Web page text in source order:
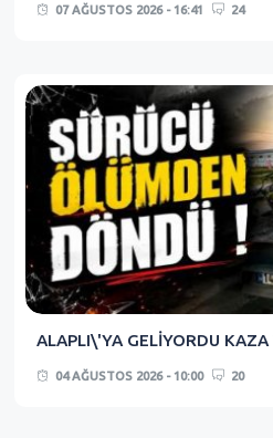
07 AĞUSTOS 2026 - 16:41 24
ALAPLI\'YA GELİYORDU KAZA
04 AĞUSTOS 2026 - 10:00 20